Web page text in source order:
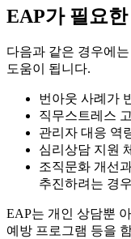
EAP가 필요
다음과 같은 경우에
도움이 됩니다.
번아웃 사례가
직무스트레스
관리자 대응 역
심리상담 지원
조직문화 개선
추진하려는 경우
EAP는 개인 상담뿐
예방 프로그램 등을